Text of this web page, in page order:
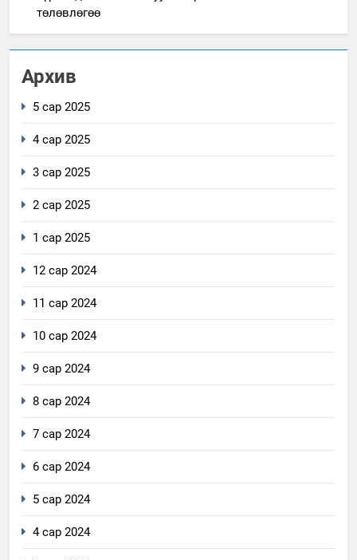
төлөвлөгөө
Архив
5 сар 2025
4 сар 2025
3 сар 2025
2 сар 2025
1 сар 2025
12 сар 2024
11 сар 2024
10 сар 2024
9 сар 2024
8 сар 2024
7 сар 2024
6 сар 2024
5 сар 2024
4 сар 2024